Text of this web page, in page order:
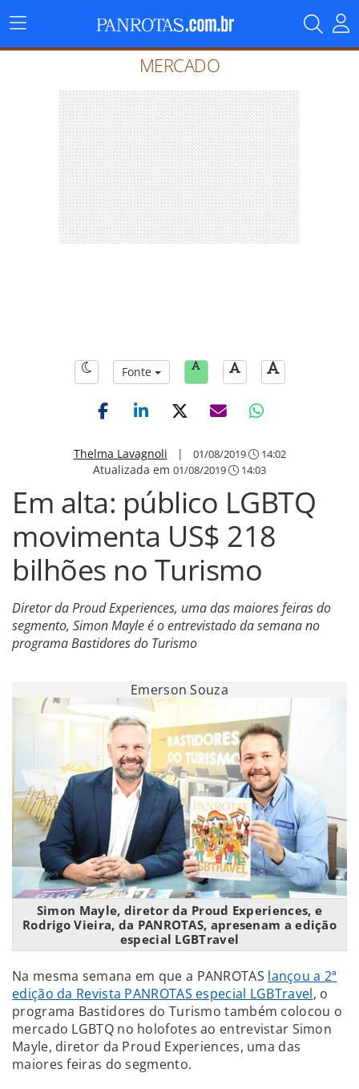
Menu
Principal
MERCADO
Fonte
Thelma Lavagnoli | 01/08/2019 14:02
Atualizada em 01/08/2019 14:03
Em alta: público LGBTQ
movimenta US$ 218
bilhões no Turismo
Diretor da Proud Experiences, uma das maiores feiras do
segmento, Simon Mayle é o entrevistado da semana no
programa Bastidores do Turismo
Emerson Souza
Simon Mayle, diretor da Proud Experiences, e
Rodrigo Vieira, da PANROTAS, apresenam a edição
especial LGBTravel
Na mesma semana em que a PANROTAS lançou a 2ª
edição da Revista PANROTAS especial LGBTravel, o
programa Bastidores do Turismo também colocou o
mercado LGBTQ no holofotes ao entrevistar Simon
Mayle, diretor da Proud Experiences, uma das
maiores feiras do segmento.